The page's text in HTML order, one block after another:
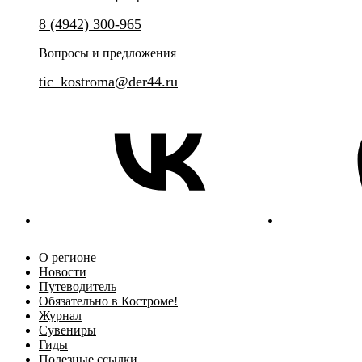
8 (4942) 300-965
Вопросы и предложения
tic_kostroma@der44.ru
О регионе
Новости
Путеводитель
Обязательно в Костроме!
Журнал
Сувениры
Гиды
Полезные ссылки